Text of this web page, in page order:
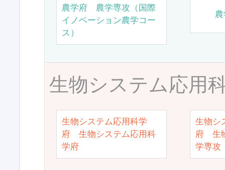
農学府 農学専攻（国際
イノベーション農学コー
ス）
生物システム応用
生物システム応用科学
府 生物システム応用科
学府
生物シ
府 生
学専攻